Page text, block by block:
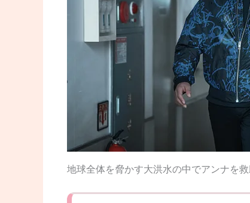
地球全体を脅かす大洪水の中でアンナを